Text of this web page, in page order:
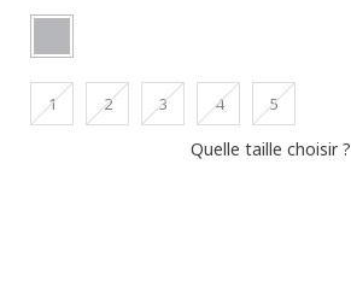
1 2 3 4 5
Quelle taille choisir ?